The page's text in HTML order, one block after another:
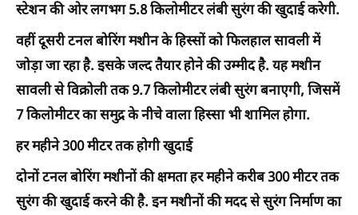
स्टेशन की ओर लगभग 5.8 किलोमीटर लंबी सुरंग की खुदाई करेगी.
वहीं दूसरी टनल बोरिंग मशीन के हिस्सों को फिलहाल सावली में
जोड़ा जा रहा है. इसके जल्द तैयार होने की उम्मीद है. यह मशीन
सावली से विक्रोली तक 9.7 किलोमीटर लंबी सुरंग बनाएगी, जिसमें
7 किलोमीटर का समुद्र के नीचे वाला हिस्सा भी शामिल होगा.
हर महीने 300 मीटर तक होगी खुदाई
दोनों टनल बोरिंग मशीनों की क्षमता हर महीने करीब 300 मीटर तक
सुरंग की खुदाई करने की है. इन मशीनों की मदद से सुरंग निर्माण का